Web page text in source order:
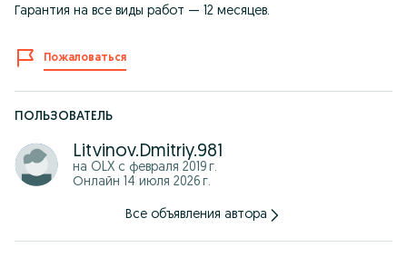
Гарантия на все виды работ — 12 месяцев.
Пожаловаться
ПОЛЬЗОВАТЕЛЬ
Litvinov.Dmitriy.981
на OLX с февраля 2019 г.
Онлайн 14 июля 2026 г.
Все объявления автора